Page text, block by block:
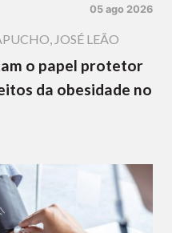
05 ago 2026
, JOSÉ LEÃO
o papel protetor
da obesidade no